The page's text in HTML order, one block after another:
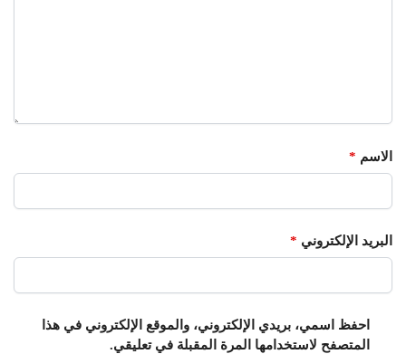
الاسم *
البريد الإلكتروني *
احفظ اسمي، بريدي الإلكتروني، والموقع الإلكتروني في هذا
المتصفح لاستخدامها المرة المقبلة في تعليقي.